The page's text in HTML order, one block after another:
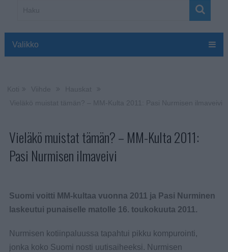
Valikko
Vieläkö muistat tämän? – MM-Kulta 2011:
Pasi Nurmisen ilmaveivi
Suomi voitti MM-kultaa vuonna 2011 ja Pasi Nurminen
laskeutui punaiselle matolle 16. toukokuuta 2011.
Nurmisen kotiinpaluussa tapahtui pikku kompurointi,
jonka koko Suomi nosti uutisaiheeksi. Nurmisen